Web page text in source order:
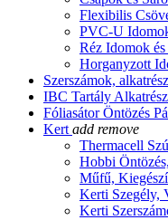
Flexibilis
PVC-U
Réz Idomok
Horganyzott
Szerszámok,
IBC Tartály
Fóliasátor Öntözés
Kert add remove
Thermacell
Hobbi
Műfű,
Kerti Szegély,
Kerti